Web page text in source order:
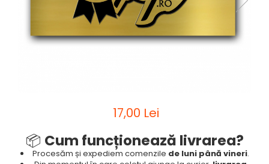
Tenis de camp
17,00 Lei
📦 Cum funcționează livrarea?
Procesăm și expediem comenzile de luni până vineri.